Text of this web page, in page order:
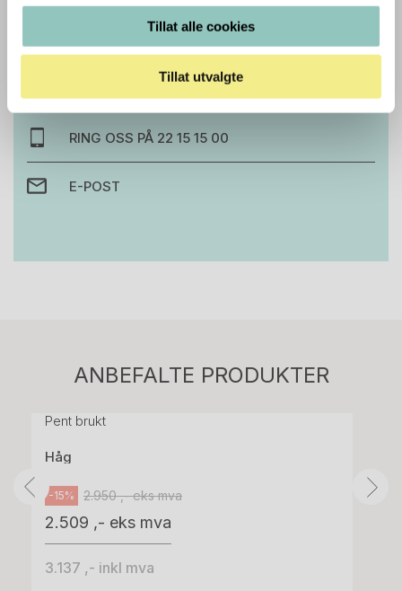
Tillat alle cookies
Tillat utvalgte
Trenger du hjelp med et større kjøp eller
Ta kontakt med oss så hjelper vi deg!
RING OSS PÅ 22 15 15 00
E-POST
ANBEFALTE PRODUKTER
H05 5600 Swingback-armlene Mørk
Pent brukt
Håg
-15% 2.950 ,- eks mva
2.509 ,- eks mva
3.137 ,- inkl mva